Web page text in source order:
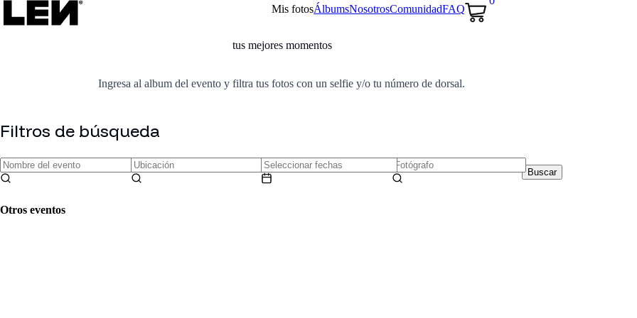
Mis fotosÁlbumsNosotrosComunidadFAQ
tus mejores momentos
Ingresa al album del evento y filtra tus fotos con un selfie y/o tu número de dorsal.
Filtros de búsqueda
Buscar
Otros eventos